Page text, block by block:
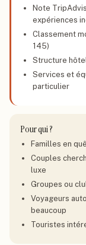
Note
expériences
Classement
145)
Structure
Services et
particulier
Pour qui ?
Familles en
Couples
luxe
Groupes ou
Voyageurs
beaucoup
Touristes